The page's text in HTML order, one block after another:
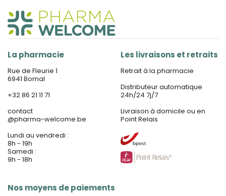
La pharmacie
Rue de Fleurie 1
6941 Bomal
+32 86 21 11 71
contact
@pharma-welcome.be
Lundi au vendredi :
8h - 19h
Samedi :
9h - 18h
Nos moyens de paiements
Les livraisons et retraits
Retrait à la pharmacie
Distributeur automatique
24h/24 7j/7
Livraison à domicile ou en
Point Relais